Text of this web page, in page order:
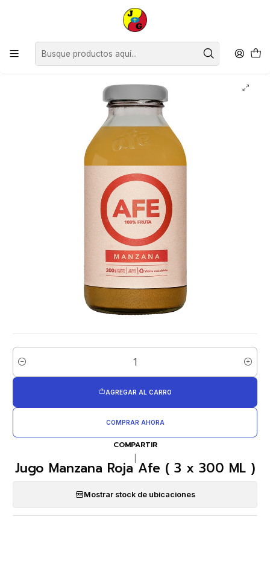
Disponible sólo Retiro en Tienda Osorno.
Bebidas Jugos y Aguas
Jugo Manzana Roja Afe ( 3 x 300 ML )
Cantidad
AGREGAR AL CARRO
COMPRAR AHORA
COMPARTIR
Jugo Manzana Roja Afe ( 3 x 300 ML )
Mostrar stock de ubicaciones